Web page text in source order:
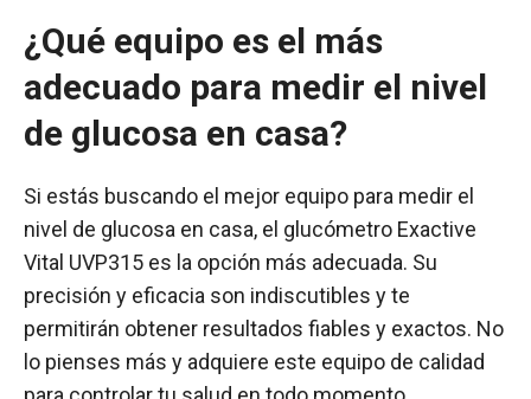
¿Qué equipo es el más
adecuado para medir el nivel
de glucosa en casa?
Si estás buscando el mejor equipo para medir el
nivel de glucosa en casa, el glucómetro Exactive
Vital UVP315 es la opción más adecuada. Su
precisión y eficacia son indiscutibles y te
permitirán obtener resultados fiables y exactos. No
lo pienses más y adquiere este equipo de calidad